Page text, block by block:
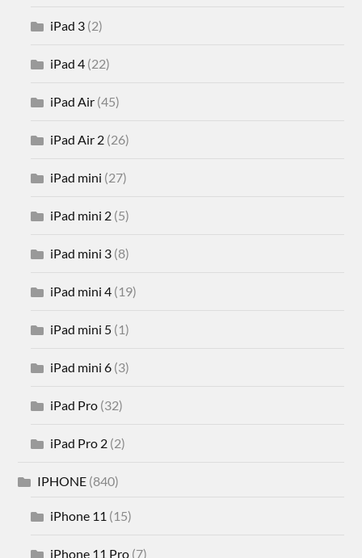
iPad 3 (2)
iPad 4 (22)
iPad Air (45)
iPad Air 2 (26)
iPad mini (27)
iPad mini 2 (5)
iPad mini 3 (8)
iPad mini 4 (19)
iPad mini 5 (1)
iPad mini 6 (3)
iPad Pro (32)
iPad Pro 2 (2)
IPHONE (840)
iPhone 11 (15)
iPhone 11 Pro (7)